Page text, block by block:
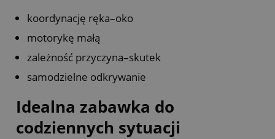
koordynację ręka–oko
motorykę małą
zależność przyczyna–skutek
samodzielne odkrywanie
Idealna zabawka do
codziennych sytuacji